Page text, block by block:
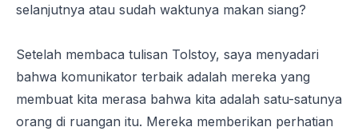
selanjutnya atau sudah waktunya makan siang?
Setelah membaca tulisan Tolstoy, saya menyadari
bahwa komunikator terbaik adalah mereka yang
membuat kita merasa bahwa kita adalah satu-satunya
orang di ruangan itu. Mereka memberikan perhatian